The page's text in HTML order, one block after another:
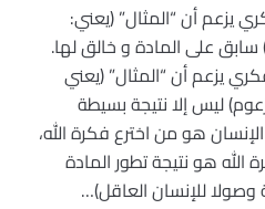
يزعم أن “المثال” (يعني:
سابق على المادة و خالق لها.
يزعم أن “المثال” (يعني
ليس إلا نتيجة بسيطة
هو من اخترع فكرة الله،
الله هو نتيجة تطور المادة
للإنسان العاقل)…